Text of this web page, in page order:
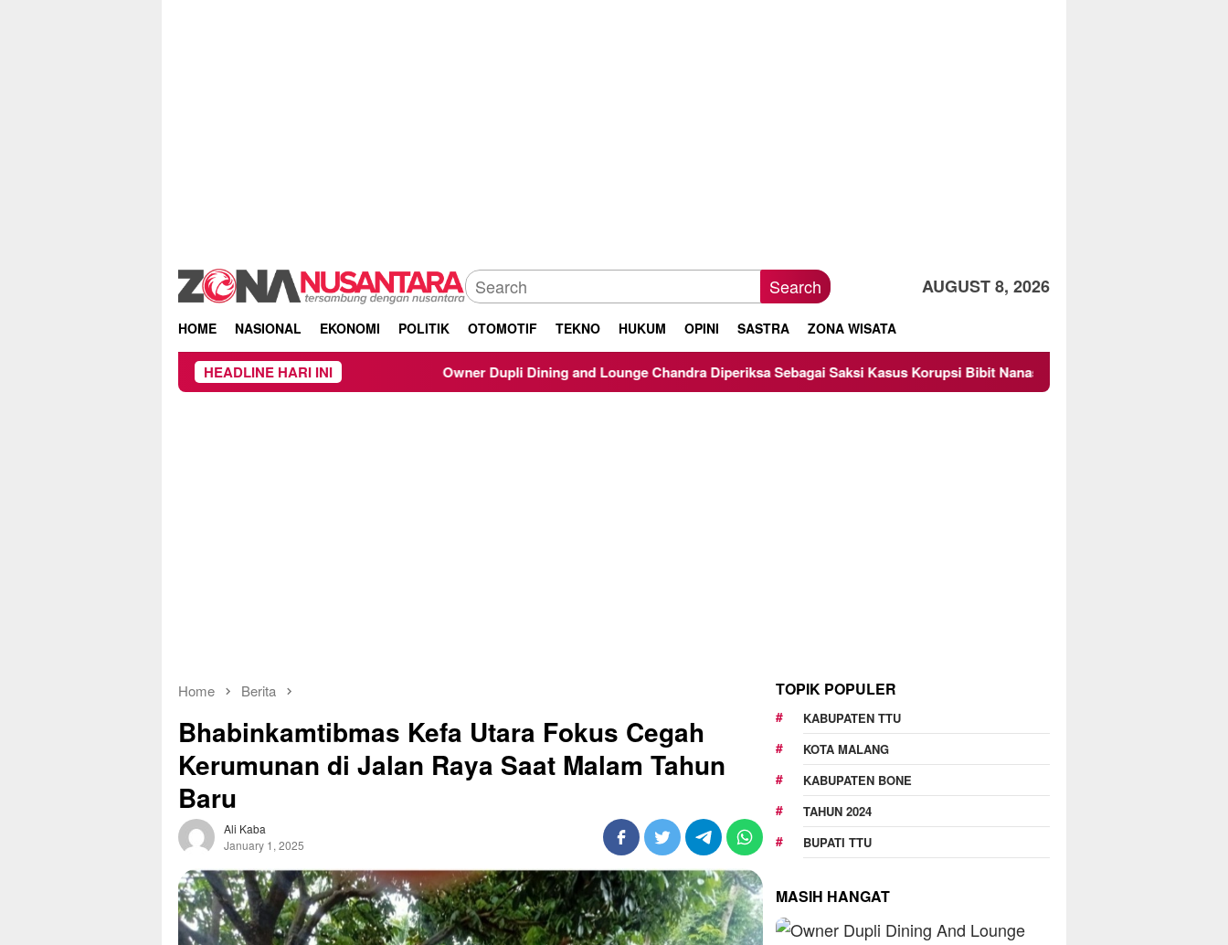
Search AUGUST 8, 2026
HOME NASIONAL EKONOMI POLITIK OTOMOTIF TEKNO HUKUM OPINI SASTRA ZONA WISATA
HEADLINE HARI INIOwner Dupli Dining and Lounge Chandra Diperiksa Sebagai Saksi Kasus Korupsi Bibit Nanas Sulsel Rp 52,4 Miliar
Home Berita
Bhabinkamtibmas Kefa Utara Fokus Cegah
Kerumunan di Jalan Raya Saat Malam Tahun
Baru
Ali Kaba
January 1, 2025
TOPIK POPULER
KABUPATEN TTU
KOTA MALANG
KABUPATEN BONE
TAHUN 2024
BUPATI TTU
MASIH HANGAT